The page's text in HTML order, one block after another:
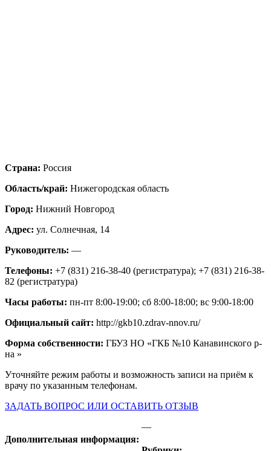
Страна: Россия
Область/край: Нижегородская область
Город: Нижний Новгород
Адрес: ул. Солнечная, 14
Руководитель: —
Телефоны: +7 (831) 216-38-40 (регистратура); +7 (831) 216-38-
82 (регистратура)
Часы работы: пн-пт 8:00-19:00; сб 8:00-18:00; вс 9:00-18:00
Официальный сайт: http://gkb10.zdrav-nnov.ru/
Форма собственности: ГБУЗ НО «ГКБ №10 Канавинского р-
на »
Уточняйте режим работы и возможность записи на приём к
врачу по указанным телефонам.
ЗАДАТЬ ВОПРОС ИЛИ ОСТАВИТЬ ОТЗЫВ
Дополнительная информация:
—